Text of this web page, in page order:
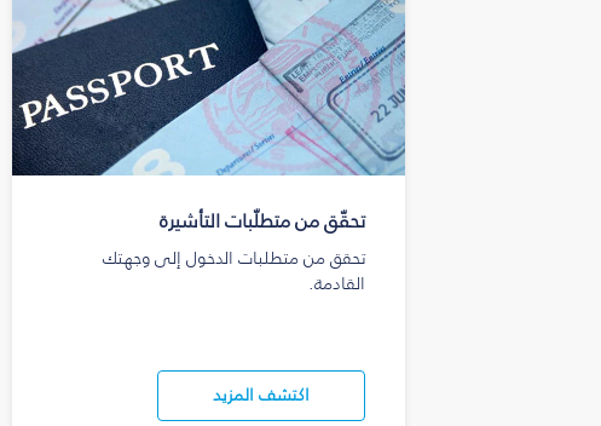
تحقّق من متطلّبات التأشيرة
تحقق من متطلبات الدخول إلى وجهتك
القادمة.
اكتشف المزيد